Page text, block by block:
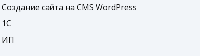
Создание сайта на CMS WordPress
1С
ИП